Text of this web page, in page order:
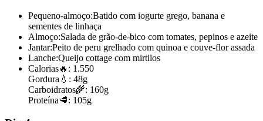
Pequeno-almoço:Batido com iogurte grego, banana e
sementes de linhaça
Almoço:Salada de grão-de-bico com tomates, pepinos e azeite
Jantar:Peito de peru grelhado com quinoa e couve-flor assada
Lanche:Queijo cottage com mirtilos
Calorias🔥: 1.550
Gordura 💧: 48g
Carboidratos🌾: 160g
Proteína🥩: 105g